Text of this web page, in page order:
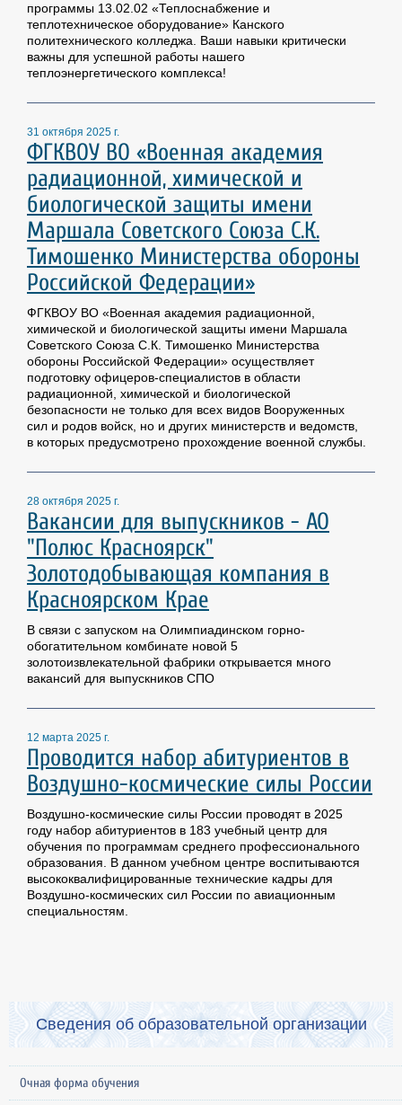
программы 13.02.02 «Теплоснабжение и
теплотехническое оборудование» Канского
политехнического колледжа. Ваши навыки критически
важны для успешной работы нашего
теплоэнергетического комплекса!
31 октября 2025 г.
ФГКВОУ ВО «Военная академия
радиационной, химической и
биологической защиты имени
Маршала Советского Союза С.К.
Тимошенко Министерства обороны
Российской Федерации»
ФГКВОУ ВО «Военная академия радиационной,
химической и биологической защиты имени Маршала
Советского Союза С.К. Тимошенко Министерства
обороны Российской Федерации» осуществляет
подготовку офицеров-специалистов в области
радиационной, химической и биологической
безопасности не только для всех видов Вооруженных
сил и родов войск, но и других министерств и ведомств,
в которых предусмотрено прохождение военной службы.
28 октября 2025 г.
Вакансии для выпускников - АО
"Полюс Красноярск"
Золотодобывающая компания в
Красноярском Крае
В связи с запуском на Олимпиадинском горно-
обогатительном комбинате новой 5
золотоизвлекательной фабрики открывается много
вакансий для выпускников СПО
12 марта 2025 г.
Проводится набор абитуриентов в
Воздушно-космические силы России
Воздушно-космические силы России проводят в 2025
году набор абитуриентов в 183 учебный центр для
обучения по программам среднего профессионального
образования. В данном учебном центре воспитываются
высококвалифицированные технические кадры для
Воздушно-космических сил России по авиационным
специальностям.
Сведения об образовательной организации
Очная форма обучения